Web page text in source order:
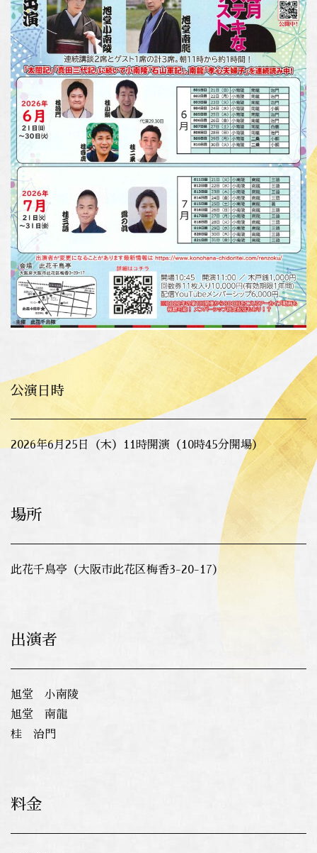
公演日時
2026年6月25日（木）11時開演（10時45分開場）
場所
此花千鳥亭（大阪市此花区梅香3-20-17）
出演者
旭堂 小南陵
旭堂 南龍
桂 治門
料金